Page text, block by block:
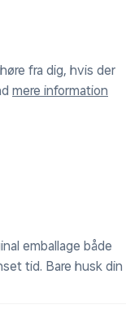
fra dig, hvis der
mere information
emballage både
tid. Bare husk din